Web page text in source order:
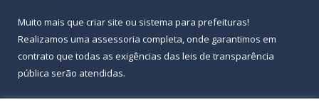
Muito mais que criar site ou sistema para prefeituras!
Realizamos uma assessoria completa, onde garantimos em
contrato que todas as exigências das leis de transparência
pública serão atendidas.